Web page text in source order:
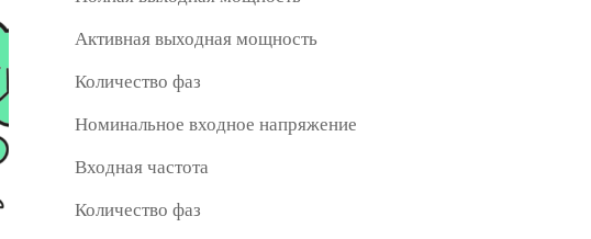
Активная выходная мощность
Количество фаз
Номинальное входное напряжение
Входная частота
Количество фаз